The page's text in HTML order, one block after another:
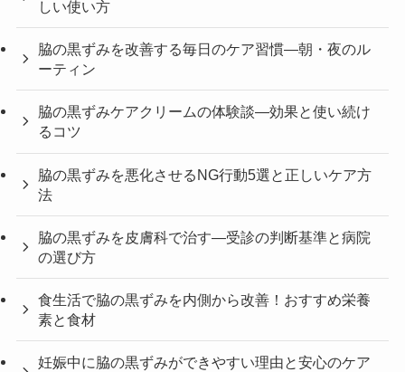
しい使い方
脇の黒ずみを改善する毎日のケア習慣—朝・夜のル
ーティン
脇の黒ずみケアクリームの体験談—効果と使い続け
るコツ
脇の黒ずみを悪化させるNG行動5選と正しいケア方
法
脇の黒ずみを皮膚科で治す—受診の判断基準と病院
の選び方
食生活で脇の黒ずみを内側から改善！おすすめ栄養
素と食材
妊娠中に脇の黒ずみができやすい理由と安心のケア